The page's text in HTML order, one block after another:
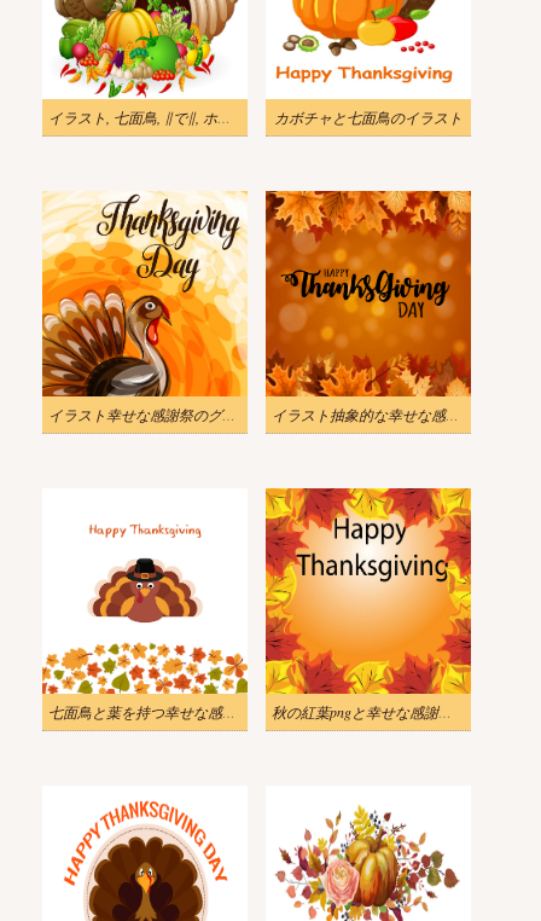
イラスト, 七面鳥, ∥で∥, ホーン・オブ・プレンティ カボチャと七面鳥のイラスト
イラスト幸せな感謝祭のグリーティング カード png イラスト抽象的な幸せな感謝祭png
七面鳥と葉を持つ幸せな感謝祭のイラスト png 秋の紅葉pngと幸せな感謝祭のイラスト